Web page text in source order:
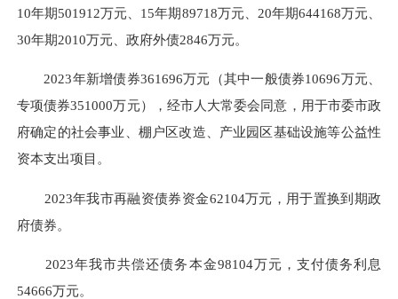
10年期501912万元、15年期89718万元、20年期644168万元、
30年期2010万元、政府外债2846万元。
2023年新增债券361696万元（其中一般债券10696万元、
专项债券351000万元），经市人大常委会同意，用于市委市政
府确定的社会事业、棚户区改造、产业园区基础设施等公益性
资本支出项目。
2023年我市再融资债券资金62104万元，用于置换到期政
府债券。
2023年我市共偿还债务本金98104万元，支付债务利息
54666万元。